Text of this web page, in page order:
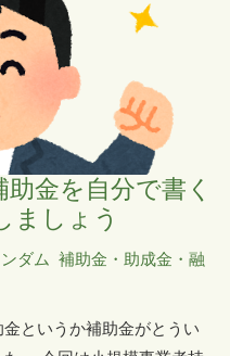
金を自分で書く
しょう
ダム 補助金・助成金・融
というか補助金がとうい